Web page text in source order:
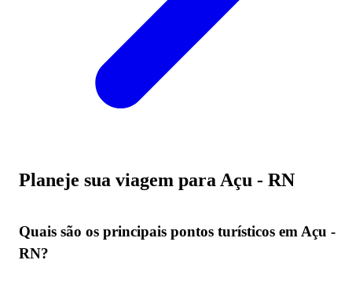
Planeje sua viagem para Açu - RN
Quais são os principais pontos turísticos em Açu -
RN?